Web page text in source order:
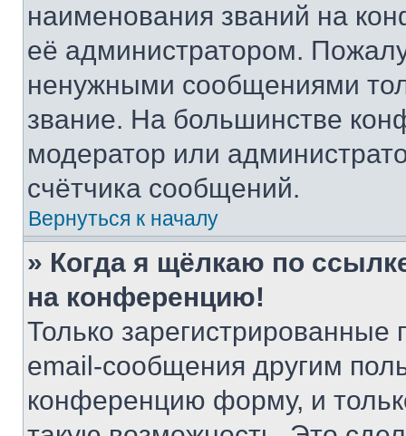
наименования званий на
её администратором.
ненужными сообщениями
звание. На большинстве
модератор или
счётчика сообщений.
Вернуться к началу
» Когда я щёлкаю по
на конференцию!
Только зарегистрированные
email-сообщения другим
конференцию форму, и